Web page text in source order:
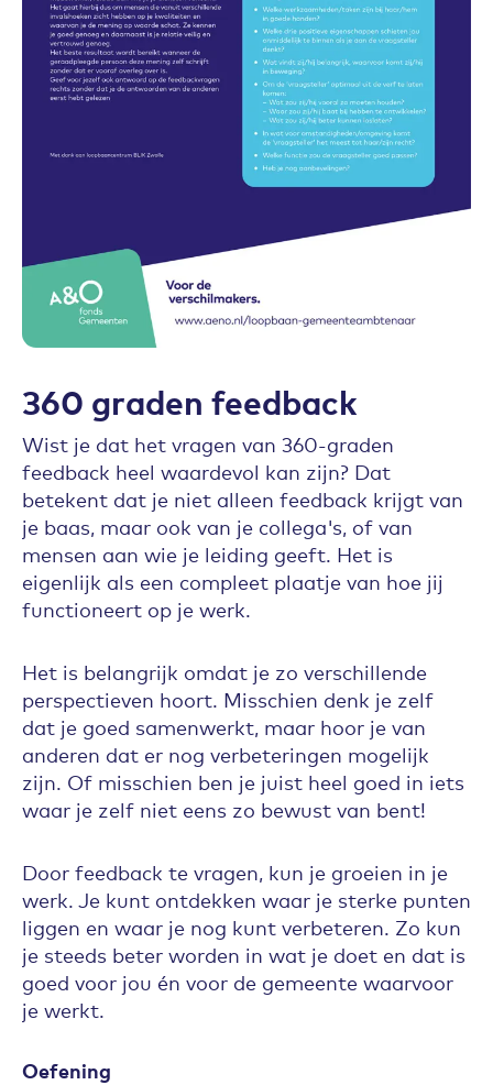
360 graden feedback
Wist je dat het vragen van 360-graden
feedback heel waardevol kan zijn? Dat
betekent dat je niet alleen feedback krijgt van
je baas, maar ook van je collega's, of van
mensen aan wie je leiding geeft. Het is
eigenlijk als een compleet plaatje van hoe jij
functioneert op je werk.
Het is belangrijk omdat je zo verschillende
perspectieven hoort. Misschien denk je zelf
dat je goed samenwerkt, maar hoor je van
anderen dat er nog verbeteringen mogelijk
zijn. Of misschien ben je juist heel goed in iets
waar je zelf niet eens zo bewust van bent!
Door feedback te vragen, kun je groeien in je
werk. Je kunt ontdekken waar je sterke punten
liggen en waar je nog kunt verbeteren. Zo kun
je steeds beter worden in wat je doet en dat is
goed voor jou én voor de gemeente waarvoor
je werkt.
Oefening